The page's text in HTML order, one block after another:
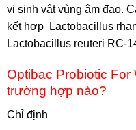
vi sinh vật vùng âm đạo.
kết hợp Lactobacillus
Lactobacillus reuteri RC-
Optibac Probiotic
trường hợp nào?
Chỉ định